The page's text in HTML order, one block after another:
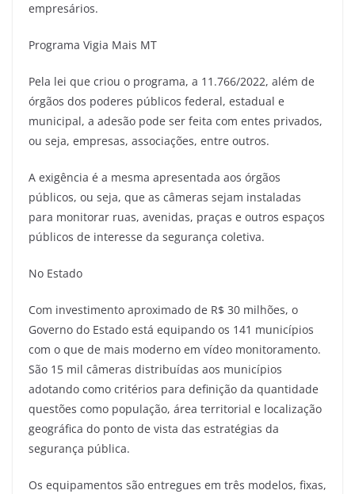
empresários.
Programa Vigia Mais MT
Pela lei que criou o programa, a 11.766/2022, além de
órgãos dos poderes públicos federal, estadual e
municipal, a adesão pode ser feita com entes privados,
ou seja, empresas, associações, entre outros.
A exigência é a mesma apresentada aos órgãos
públicos, ou seja, que as câmeras sejam instaladas
para monitorar ruas, avenidas, praças e outros espaços
públicos de interesse da segurança coletiva.
No Estado
Com investimento aproximado de R$ 30 milhões, o
Governo do Estado está equipando os 141 municípios
com o que de mais moderno em vídeo monitoramento.
São 15 mil câmeras distribuídas aos municípios
adotando como critérios para definição da quantidade
questões como população, área territorial e localização
geográfica do ponto de vista das estratégias da
segurança pública.
Os equipamentos são entregues em três modelos, fixas,